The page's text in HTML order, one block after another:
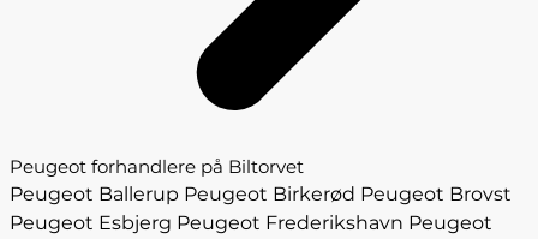
Peugeot forhandlere på Biltorvet
Peugeot Ballerup Peugeot Birkerød Peugeot Brovst
Peugeot Esbjerg Peugeot Frederikshavn Peugeot